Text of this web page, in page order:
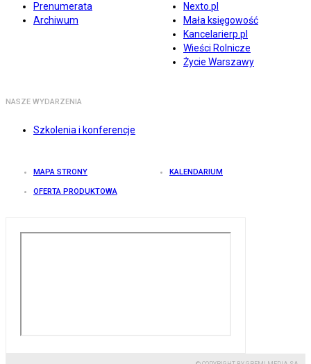
Prenumerata
Archiwum
Nexto.pl
Mała księgowość
Kancelarierp.pl
Wieści Rolnicze
Życie Warszawy
NASZE WYDARZENIA
Szkolenia i konferencje
MAPA STRONY KALENDARIUM
OFERTA PRODUKTOWA